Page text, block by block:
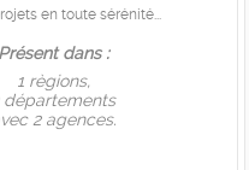
en toute sérénité...
Présent dans :
1 règions,
départements
2 agences.